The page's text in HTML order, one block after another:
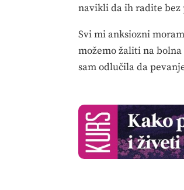
navikli da ih radite
Svi mi anksiozni
možemo žaliti na
sam odlučila da